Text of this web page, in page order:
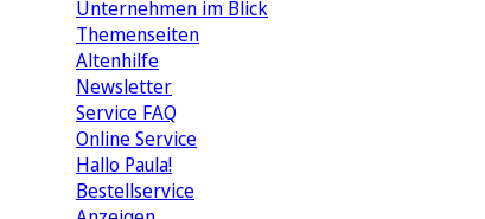
Unternehmen im Blick
Themenseiten
Altenhilfe
Newsletter
Service FAQ
Online Service
Hallo Paula!
Bestellservice